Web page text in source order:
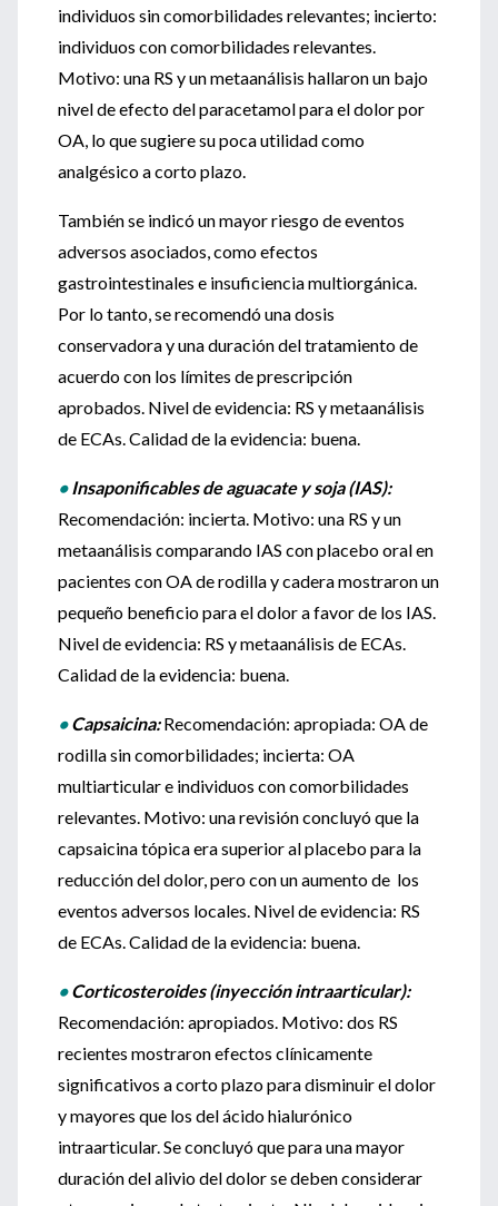
individuos sin comorbilidades relevantes; incierto:
individuos con comorbilidades relevantes.
Motivo: una RS y un metaanálisis hallaron un bajo
nivel de efecto del paracetamol para el dolor por
OA, lo que sugiere su poca utilidad como
analgésico a corto plazo.
También se indicó un mayor riesgo de eventos
adversos asociados, como efectos
gastrointestinales e insuficiencia multiorgánica.
Por lo tanto, se recomendó una dosis
conservadora y una duración del tratamiento de
acuerdo con los límites de prescripción
aprobados. Nivel de evidencia: RS y metaanálisis
de ECAs. Calidad de la evidencia: buena.
•Insaponificables de aguacate y soja (IAS):
Recomendación: incierta. Motivo: una RS y un
metaanálisis comparando IAS con placebo oral en
pacientes con OA de rodilla y cadera mostraron un
pequeño beneficio para el dolor a favor de los IAS.
Nivel de evidencia: RS y metaanálisis de ECAs.
Calidad de la evidencia: buena.
•Capsaicina:Recomendación: apropiada: OA de
rodilla sin comorbilidades; incierta: OA
multiarticular e individuos con comorbilidades
relevantes. Motivo: una revisión concluyó que la
capsaicina tópica era superior al placebo para la
reducción del dolor, pero con un aumento de los
eventos adversos locales. Nivel de evidencia: RS
de ECAs. Calidad de la evidencia: buena.
•Corticosteroides (inyección intraarticular):
Recomendación: apropiados. Motivo: dos RS
recientes mostraron efectos clínicamente
significativos a corto plazo para disminuir el dolor
y mayores que los del ácido hialurónico
intraarticular. Se concluyó que para una mayor
duración del alivio del dolor se deben considerar